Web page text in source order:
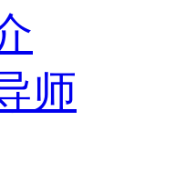
师